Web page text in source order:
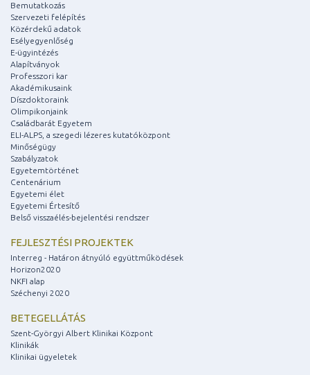
Bemutatkozás
Szervezeti felépítés
Közérdekű adatok
Esélyegyenlőség
E-ügyintézés
Alapítványok
Professzori kar
Akadémikusaink
Díszdoktoraink
Olimpikonjaink
Családbarát Egyetem
ELI-ALPS, a szegedi lézeres kutatóközpont
Minőségügy
Szabályzatok
Egyetemtörténet
Centenárium
Egyetemi élet
Egyetemi Értesítő
Belső visszaélés-bejelentési rendszer
FEJLESZTÉSI PROJEKTEK
Interreg - Határon átnyúló együttműködések
Horizon2020
NKFI alap
Széchenyi 2020
BETEGELLÁTÁS
Szent-Györgyi Albert Klinikai Központ
Klinikák
Klinikai ügyeletek